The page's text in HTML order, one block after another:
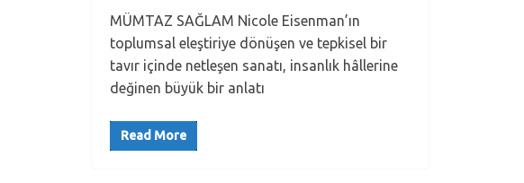
MÜMTAZ SAĞLAM Nicole Eisenman’ın
toplumsal eleştiriye dönüşen ve tepkisel bir
tavır içinde netleşen sanatı, insanlık hâllerine
değinen büyük bir anlatı
Read More